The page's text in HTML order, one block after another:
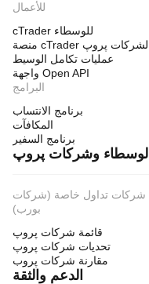
للأعمال
cTrader للوسطاء
منصة cTrader لشركات پروپ
عمليات تكامل الوسيط
واجهة Open API
البرامج
برنامج الانتساب
المكافآت
برنامج السفير
الوسطاء وشركات پروپ
شركات تداول خاصة (شركات
بورب)
قائمة شركات پروپ
تحديات شركات پروپ
مقارنة شركات پروب
الدعم والثقة